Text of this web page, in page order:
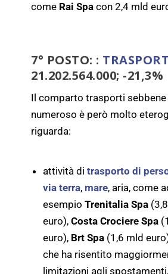
come Rai Spa con 2,4 mld
7° POSTO: :
21.202.564.000; -21,3%
Il comparto trasporti
numeroso è però molto
riguarda:
attività di trasporto di
via terra, mare, aria, come
esempio Trenitalia Spa
euro), Costa Crociere Spa
euro), Brt Spa(1,6 mld
che ha risentito
limitazioni agli